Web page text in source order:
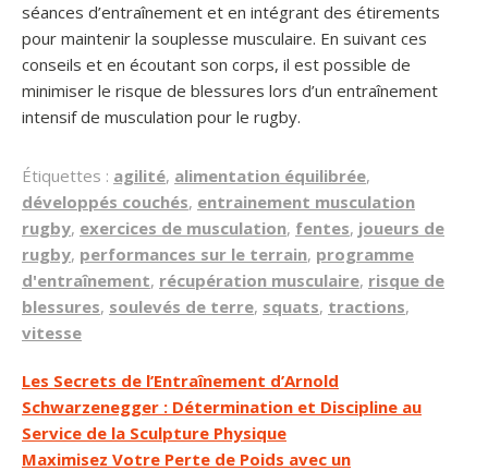
séances d’entraînement et en intégrant des étirements
pour maintenir la souplesse musculaire. En suivant ces
conseils et en écoutant son corps, il est possible de
minimiser le risque de blessures lors d’un entraînement
intensif de musculation pour le rugby.
Étiquettes : agilité, alimentation équilibrée,
développés couchés, entrainement musculation
rugby, exercices de musculation, fentes, joueurs de
rugby, performances sur le terrain, programme
d'entraînement, récupération musculaire, risque de
blessures, soulevés de terre, squats, tractions,
vitesse
Navigation
de
l’article
Les Secrets de l’Entraînement d’Arnold
Schwarzenegger : Détermination et Discipline au
Service de la Sculpture Physique
Maximisez Votre Perte de Poids avec un